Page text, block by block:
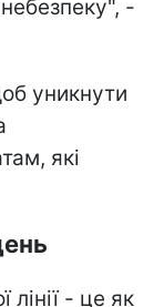
-
уникнути
які
лінії - це як